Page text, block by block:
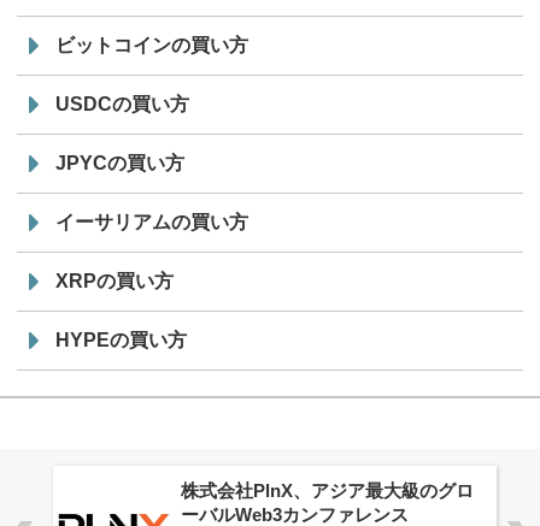
ビットコインの買い方
USDCの買い方
JPYCの買い方
イーサリアムの買い方
XRPの買い方
HYPEの買い方
株式会社PlnX、アジア最大級のグロ
ーバルWeb3カンファレンス